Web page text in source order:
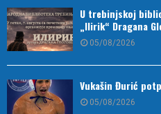
U trebinjskoj
„Ilirik“ Dragana
05/08/2026
Vukašin Đurić
05/08/2026